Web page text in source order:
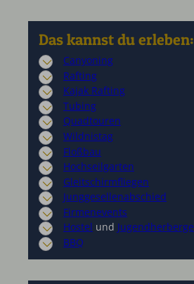
Das kannst du erleben:
Canyoning
Rafting
Kajak Rafting
Tubing
Quadtouren
Wildnistag
Floßbau
Hochseilgarten
Gleitschirmfliegen
Junggesellenabschied
Firmenevents
Hostel und Jugendherberge
BBQ